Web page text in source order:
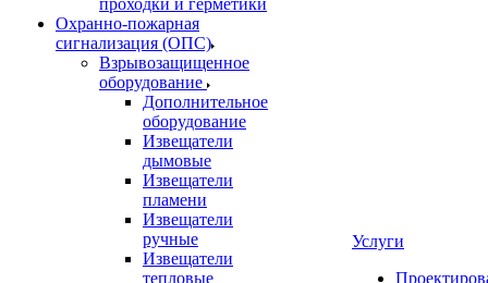
проходки и герметики
Охранно-пожарная
сигнализация (ОПС)
Взрывозащищенное
оборудование
Дополнительное
оборудование
Извещатели
дымовые
Извещатели
пламени
Извещатели
ручные
Извещатели
тепловые
Услуги